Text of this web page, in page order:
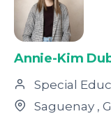
Annie-Kim
Special
Saguenay ,